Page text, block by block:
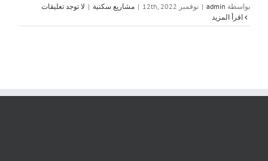
بواسطة admin
| نوفمبر 12th, 2022 | مشاريع سكنية | لا توجد تعليقات